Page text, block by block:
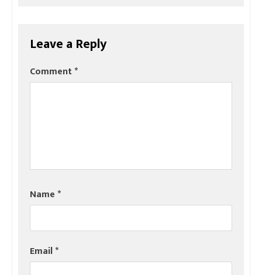
Leave a Reply
Comment*
Name*
Email*